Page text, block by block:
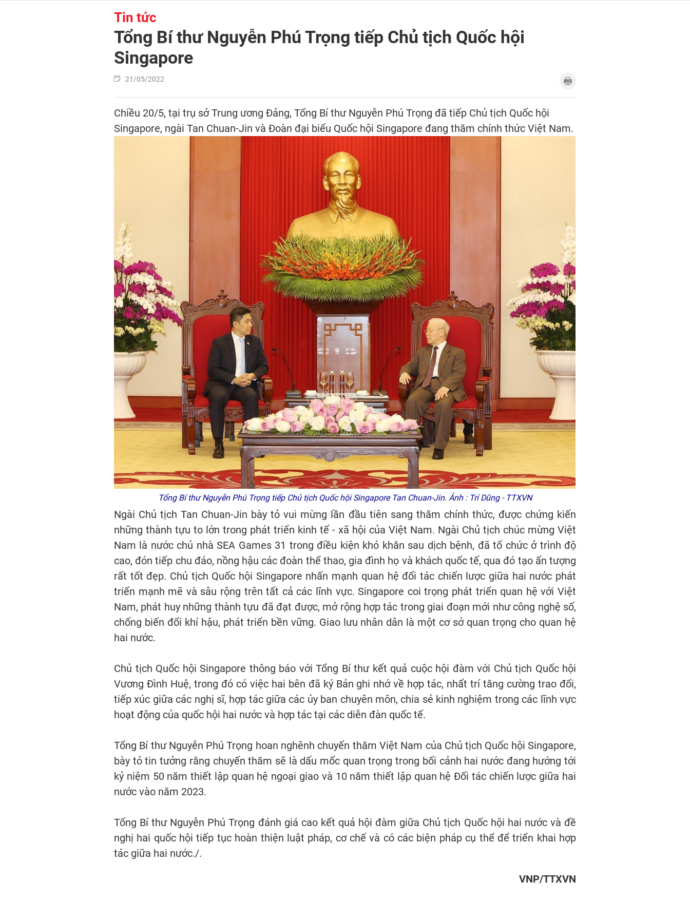
Tin tức
Tổng Bí thư Nguyễn Phú Trọng tiếp Chủ tịch Quốc hội
Singapore
21/05/2022
Chiều 20/5, tại trụ sở Trung ương Đảng, Tổng Bí thư Nguyễn Phú Trọng đã tiếp Chủ tịch Quốc hội
Singapore, ngài Tan Chuan-Jin và Đoàn đại biểu Quốc hội Singapore đang thăm chính thức Việt Nam.
Tổng Bí thư Nguyễn Phú Trọng tiếp Chủ tịch Quốc hội Singapore Tan Chuan-Jin. Ảnh : Trí Dũng - TTXVN
Ngài Chủ tịch Tan Chuan-Jin bày tỏ vui mừng lần đầu tiên sang thăm chính thức, được chứng kiến
những thành tựu to lớn trong phát triển kinh tế - xã hội của Việt Nam. Ngài Chủ tịch chúc mừng Việt
Nam là nước chủ nhà SEA Games 31 trong điều kiện khó khăn sau dịch bệnh, đã tổ chức ở trình độ
cao, đón tiếp chu đáo, nồng hậu các đoàn thể thao, gia đình họ và khách quốc tế, qua đó tạo ấn tượng
rất tốt đẹp. Chủ tịch Quốc hội Singapore nhấn mạnh quan hệ đối tác chiến lược giữa hai nước phát
triển mạnh mẽ và sâu rộng trên tất cả các lĩnh vực. Singapore coi trọng phát triển quan hệ với Việt
Nam, phát huy những thành tựu đã đạt được, mở rộng hợp tác trong giai đoạn mới như công nghệ số,
chống biến đổi khí hậu, phát triển bền vững. Giao lưu nhân dân là một cơ sở quan trọng cho quan hệ
hai nước.
Chủ tịch Quốc hội Singapore thông báo với Tổng Bí thư kết quả cuộc hội đàm với Chủ tịch Quốc hội
Vương Đình Huệ, trong đó có việc hai bên đã ký Bản ghi nhớ về hợp tác, nhất trí tăng cường trao đổi,
tiếp xúc giữa các nghị sĩ, hợp tác giữa các ủy ban chuyên môn, chia sẻ kinh nghiệm trong các lĩnh vực
hoạt động của quốc hội hai nước và hợp tác tại các diễn đàn quốc tế.
Tổng Bí thư Nguyễn Phú Trọng hoan nghênh chuyến thăm Việt Nam của Chủ tịch Quốc hội Singapore,
bày tỏ tin tưởng rằng chuyến thăm sẽ là dấu mốc quan trọng trong bối cảnh hai nước đang hướng tới
kỷ niệm 50 năm thiết lập quan hệ ngoại giao và 10 năm thiết lập quan hệ Đối tác chiến lược giữa hai
nước vào năm 2023.
Tổng Bí thư Nguyễn Phú Trọng đánh giá cao kết quả hội đàm giữa Chủ tịch Quốc hội hai nước và đề
nghị hai quốc hội tiếp tục hoàn thiện luật pháp, cơ chế và có các biện pháp cụ thể để triển khai hợp
tác giữa hai nước./.
VNP/TTXVN